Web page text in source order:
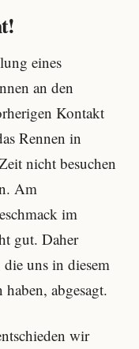
eines
an den
Kontakt
Rennen in
nicht besuchen
Am
im
gut. Daher
uns in diesem
abgesagt.
wir